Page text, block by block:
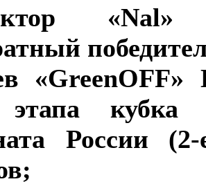
«Nal»
«GreenOFF»
этапа
России